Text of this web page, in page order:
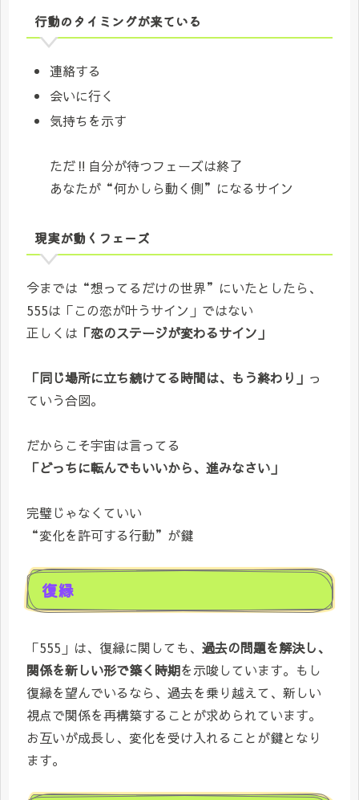
行動のタイミングが来ている
連絡する
会いに行く
気持ちを示す
ただ‼️自分が待つフェーズは終了
あなたが“何かしら動く側”になるサイン
現実が動くフェーズ
今までは“想ってるだけの世界”にいたとしたら、
555は「この恋が叶うサイン」ではない
正しくは 「恋のステージが変わるサイン」
「同じ場所に立ち続けてる時間は、もう終わり」 っ
ていう合図。
だからこそ宇宙は言ってる
「どっちに転んでもいいから、進みなさい」
完璧じゃなくていい
“変化を許可する行動”が鍵
復縁
「555」は、復縁に関しても、 過去の問題を解決し、
関係を新しい形で築く時期を示唆しています。もし
復縁を望んでいるなら、過去を乗り越えて、新しい
視点で関係を再構築することが求められています。
お互いが成長し、変化を受け入れることが鍵となり
ます。